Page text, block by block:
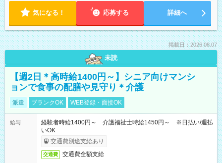
気になる！ 応募する 詳細へ
掲載日：2026.08.07
未読
【週2日＊高時給1400円～】シニア向けマンシ
ョンで食事の配膳や見守り＊介護
派遣 ブランクOK WEB登録・面接OK
給与
経験者時給1400円～ 介護福祉士時給1450円～ ※日払い/週払
いOK
交通費別途支給あり
交通費 交通費全額支給